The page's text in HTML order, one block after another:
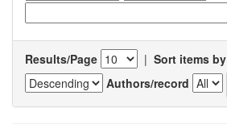
Results/Page | Sort items by
Authors/record